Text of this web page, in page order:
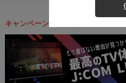
キャンペーン・お得な情報